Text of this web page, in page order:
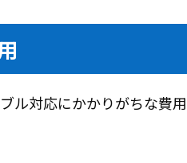
ル対応にかかりがちな費